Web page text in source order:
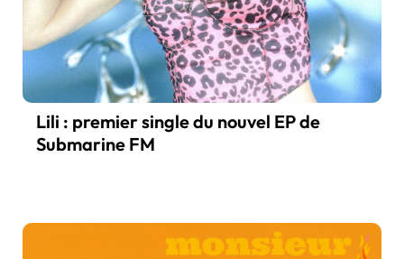
Lili : premier single du nouvel EP de
Submarine FM